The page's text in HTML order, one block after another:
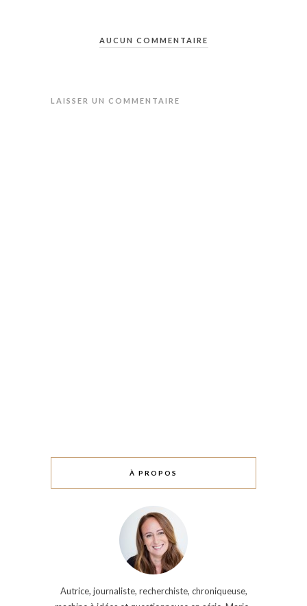
AUCUN COMMENTAIRE
LAISSER UN COMMENTAIRE
À PROPOS
Autrice, journaliste, recherchiste, chroniqueuse,